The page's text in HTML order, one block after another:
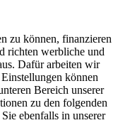
zu können, finanzieren
richten werbliche und
Dafür arbeiten wir
können
Bereich unserer
zu den folgenden
ebenfalls in unserer